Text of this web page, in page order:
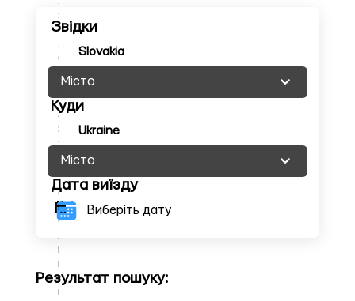
8
0
5
0
8
2
0
4
8
8
3
З
а
г
а
л
ь
н
и
й:
Звідки
Slovakia
Місто
Куди
Ukraine
Місто
Дата виїзду
Результат пошуку: